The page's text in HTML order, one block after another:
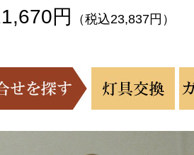
円
（税込23,837円）